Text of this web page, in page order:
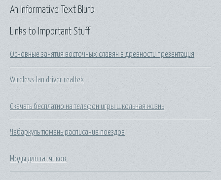
Links to Important Stuff
Основные занятия восточных славян в древности презентация
Wireless lan driver realtek
Скачать бесплатно на телефон игры школьная жизнь
Чебаркуль тюмень расписание поездов
Моды для танчиков
An Informative Text Blurb